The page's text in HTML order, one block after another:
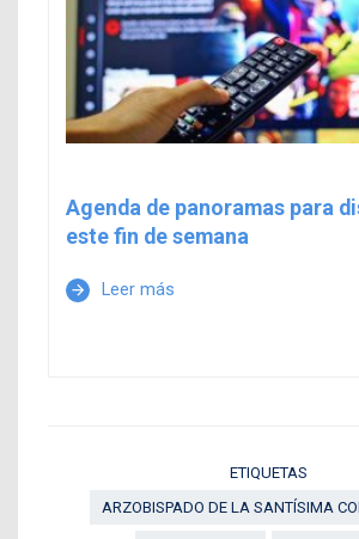
Agenda de panoramas para
este fin de semana
arrow_forward Leer más
ETIQUETAS
ARZOBISPADO DE LA SANTÍSIMA